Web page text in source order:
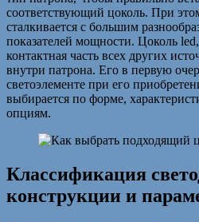
соответствующий цоколь. При
сталкивается с большим
показателей мощности. Цоколь
контактная часть всех других
внутри патрона. Его в первую
светоэлементе при его
выбирается по форме,
опциям.
Классификация
конструкции и